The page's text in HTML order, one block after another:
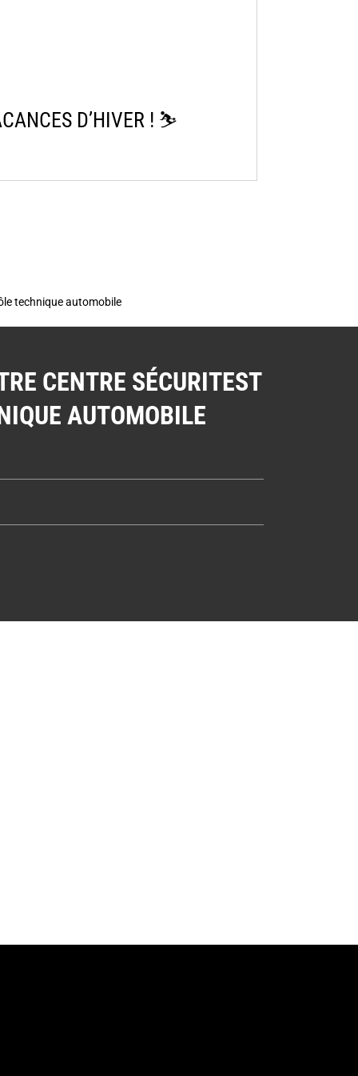
D’HIVER ! ⛷️​
technique automobile
CENTRE SÉCURITEST
AUTOMOBILE